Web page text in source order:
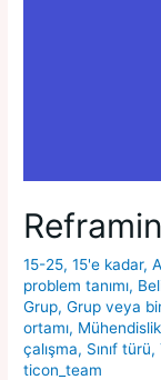
15-25,15'e kadar,
problem tanımı,
Grup,Grup veya
ortamı,
çalışma, Sınıf türü,
ticon_team